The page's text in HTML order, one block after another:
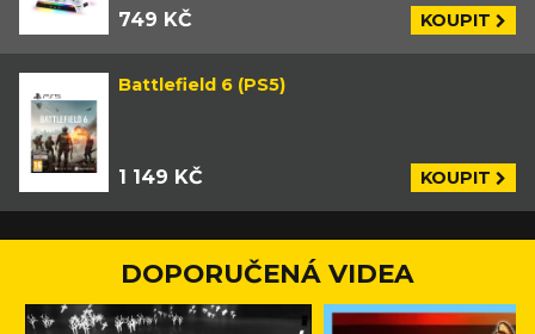
749 KČ KOUPIT
Battlefield 6 (PS5)
1 149 KČ KOUPIT
DOPORUČENÁ VIDEA